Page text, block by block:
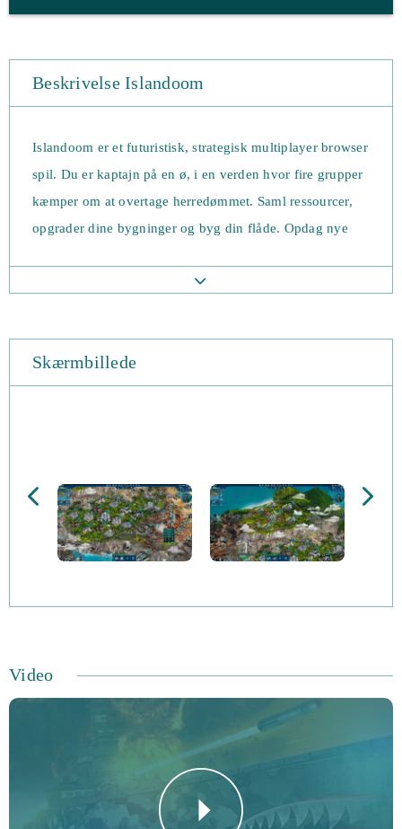
Beskrivelse Islandoom
Islandoom er et futuristisk, strategisk multiplayer browser
spil. Du er kaptajn på en ø, i en verden hvor fire grupper
kæmper om at overtage herredømmet. Saml ressourcer,
opgrader dine bygninger og byg din flåde. Opdag nye
missioner og kom tilbage med plyndringer, som alle dine
andre spillere, og overtag dine fjenders øer, således at du
kan opbygge det største imperium. Din helt vokser
sammen med dig, og spillet åbner op for flere og flere
Saml og byg - Saml ressoucer og brug dem med fornuft.
Du kan opgradere dine bygninger, udvide dit militær og
styrke dit forsvar. En balance i økonomien er vigtigt for
Fjender og alliancer - I senere stadier af spillet får du
mulighed for at skabe og deltage i alliancer med andre
spillere, handle med ressourcer og udføre militære
aktioner sammen. Husk altid at sikre dine forsvar, da
Skærmbillede
Video